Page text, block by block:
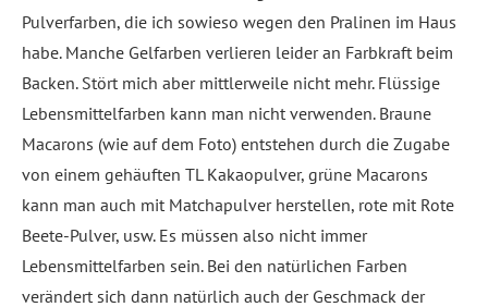
Pulverfarben, die ich sowieso wegen den Pralinen im Haus
habe. Manche Gelfarben verlieren leider an Farbkraft beim
Backen. Stört mich aber mittlerweile nicht mehr. Flüssige
Lebensmittelfarben kann man nicht verwenden. Braune
Macarons (wie auf dem Foto) entstehen durch die Zugabe
von einem gehäuften TL Kakaopulver, grüne Macarons
kann man auch mit Matchapulver herstellen, rote mit Rote
Beete-Pulver, usw. Es müssen also nicht immer
Lebensmittelfarben sein. Bei den natürlichen Farben
verändert sich dann natürlich auch der Geschmack der